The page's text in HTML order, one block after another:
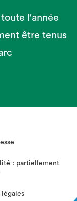
l'année
être tenus
: partiellement
légales